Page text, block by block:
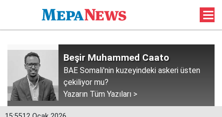
Beşir Muhammed Caato
BAE Somali'nin kuzeyindeki askeri üsten
çekiliyor mu?
Yazarın Tüm Yazıları >